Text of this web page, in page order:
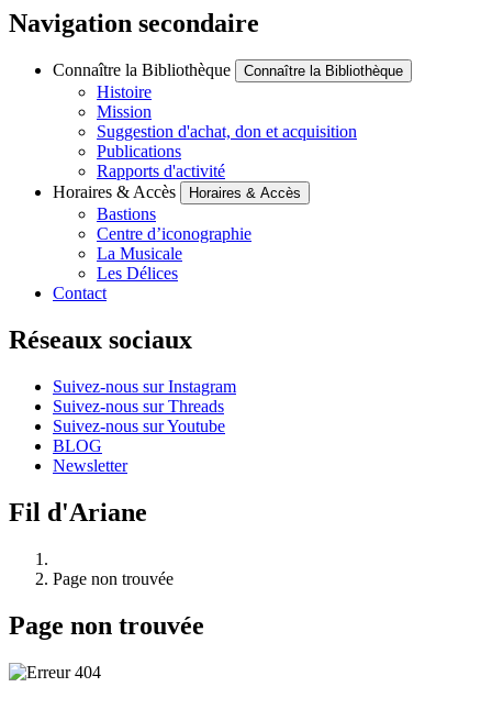
Navigation secondaire
Connaître la Bibliothèque Connaître la Bibliothèque
Histoire
Mission
Suggestion d'achat, don et acquisition
Publications
Rapports d'activité
Horaires & Accès
Horaires & Accès
Bastions
Centre d’iconographie
La Musicale
Les Délices
Contact
Réseaux sociaux
Suivez-nous sur Instagram
Suivez-nous sur Threads
Suivez-nous sur Youtube
BLOG
Newsletter
Fil d'Ariane
Page non trouvée
Page non trouvée